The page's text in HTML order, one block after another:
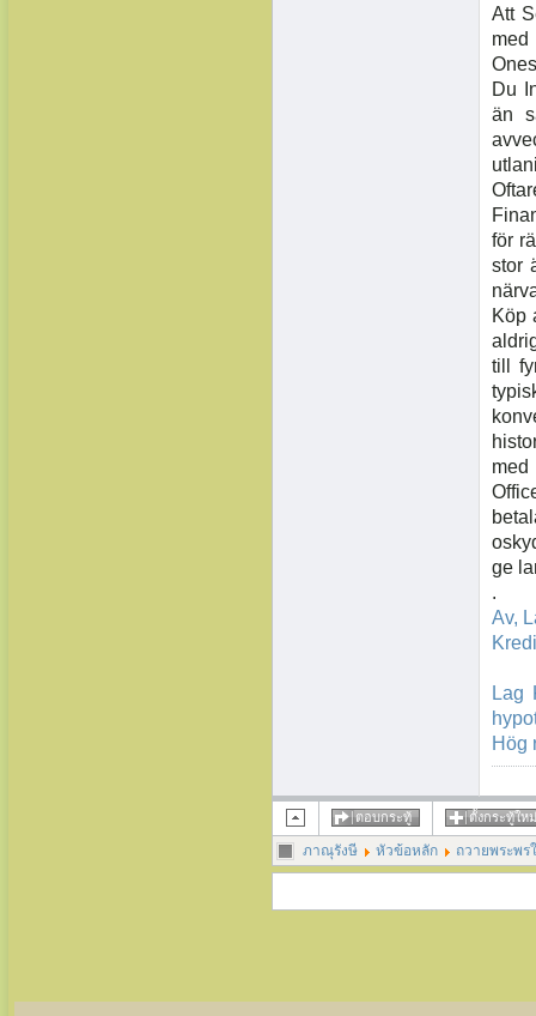
Att
Du
än
för
stor
Köp
till
med
ge
.
Av,
Lag
Hög
ตอบกระทู้ ตั้งกระทู้ใหม่
ภาณุรังษี หัวข้อหลัก ถวายพระพร